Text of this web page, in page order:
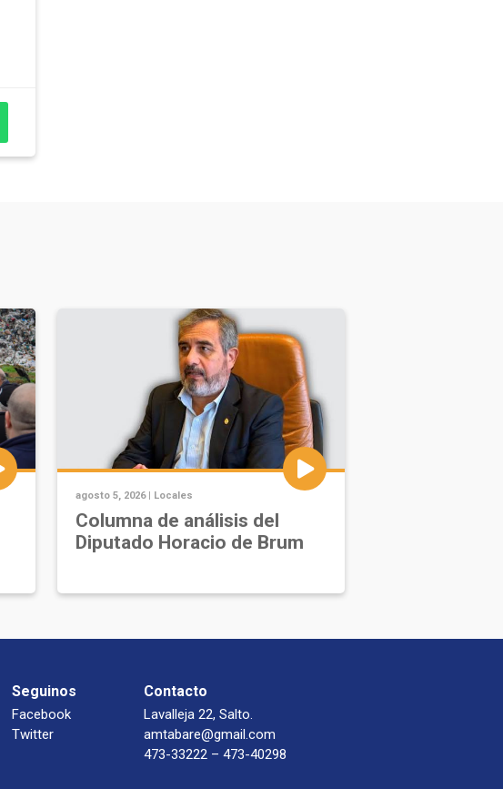
agosto 5, 2026 | Locales
Columna de análisis del
Diputado Horacio de Brum
Seguinos
Facebook
Twitter
Contacto
Lavalleja 22, Salto.
amtabare@gmail.com
473-33222 – 473-40298